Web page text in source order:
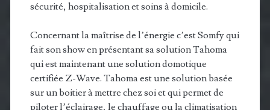
sécurité, hospitalisation et soins à domicile.
Concernant la maîtrise de l’énergie c’est Somfy qui
fait son show en présentant sa solution Tahoma
qui est maintenant une solution domotique
certifiée Z-Wave. Tahoma est une solution basée
sur un boitier à mettre chez soi et qui permet de
piloter l’éclairage, le chauffage ou la climatisation